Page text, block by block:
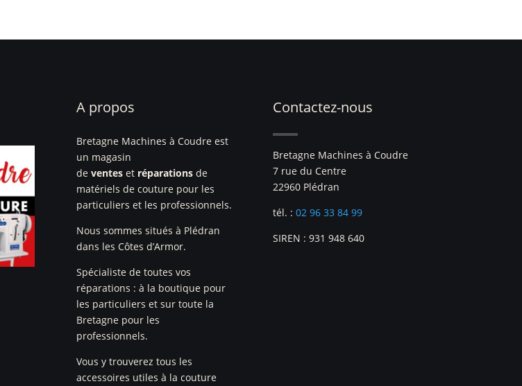
A propos
Bretagne Machines à Coudre est
un magasin
de ventes et réparations de
matériels de couture pour les
particuliers et les professionnels.
Nous sommes situés à Plédran
dans les Côtes d’Armor.
Spécialiste de toutes vos
réparations : à la boutique pour
les particuliers et sur toute la
Bretagne pour les
professionnels.
Vous y trouverez tous les
accessoires utiles à la couture
Contactez-nous
Bretagne Machines à Coudre
7 rue du Centre
22960 Plédran
tél. :02 96 33 84 99
SIREN : 931 948 640